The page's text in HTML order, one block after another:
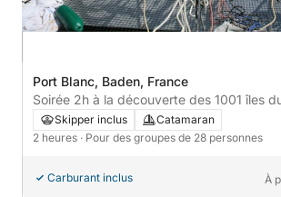
Port Blanc, Baden, France
Soirée 2h à la découverte des 1001 îles
Morbihan!
Skipper inclus
Catamaran
2 heures · Pour des groupes de 28 personnes
Carburant inclus À